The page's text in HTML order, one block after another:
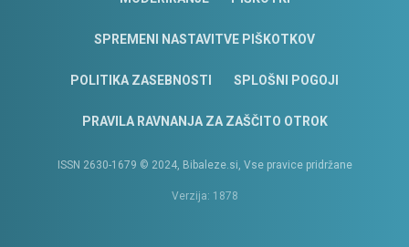
SPREMENI NASTAVITVE PIŠKOTKOV
POLITIKA ZASEBNOSTI SPLOŠNI POGOJI
PRAVILA RAVNANJA ZA ZAŠČITO OTROK
ISSN 2630-1679 © 2024, Bibaleze.si, Vse pravice pridržane
Verzija: 1878